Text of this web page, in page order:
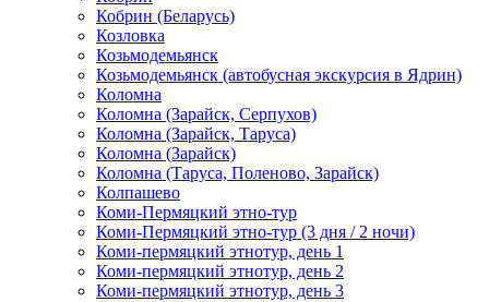
Кобрин (Беларусь)
Козловка
Козьмодемьянск
Козьмодемьянск (автобусная экскурсия в Ядрин)
Коломна
Коломна (Зарайск, Серпухов)
Коломна (Зарайск, Таруса)
Коломна (Зарайск)
Коломна (Таруса, Поленово, Зарайск)
Колпашево
Коми-Пермяцкий этно-тур
Коми-Пермяцкий этно-тур (3 дня / 2 ночи)
Коми-пермяцкий этнотур, день 1
Коми-пермяцкий этнотур, день 2
Коми-пермяцкий этнотур, день 3